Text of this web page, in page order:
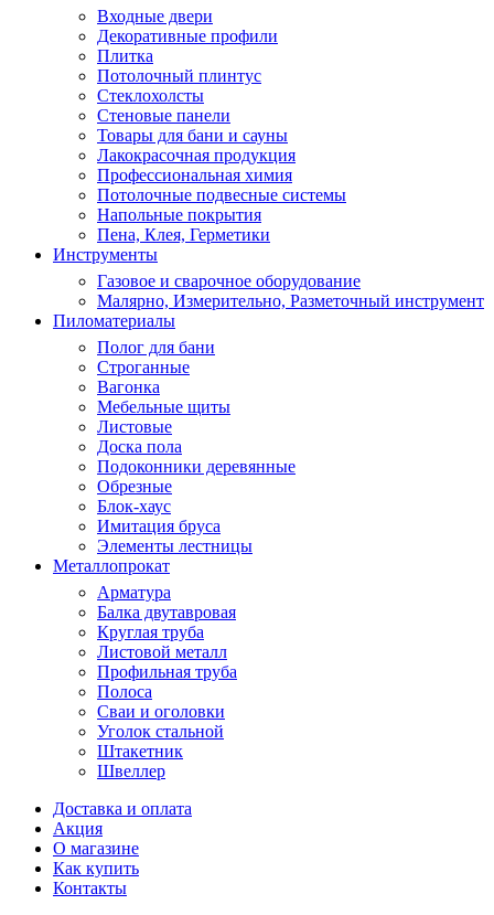
Входные двери
Декоративные профили
Плитка
Потолочный плинтус
Стеклохолсты
Стеновые панели
Товары для бани и сауны
Лакокрасочная продукция
Профессиональная химия
Потолочные подвесные системы
Напольные покрытия
Пена, Клея, Герметики
Инструменты
Газовое и сварочное оборудование
Малярно, Измерительно, Разметочный инструмент
Пиломатериалы
Полог для бани
Строганные
Вагонка
Мебельные щиты
Листовые
Доска пола
Подоконники деревянные
Обрезные
Блок-хаус
Имитация бруса
Элементы лестницы
Металлопрокат
Арматура
Балка двутавровая
Круглая труба
Листовой металл
Профильная труба
Полоса
Сваи и оголовки
Уголок стальной
Штакетник
Швеллер
Доставка и оплата
Акция
О магазине
Как купить
Контакты